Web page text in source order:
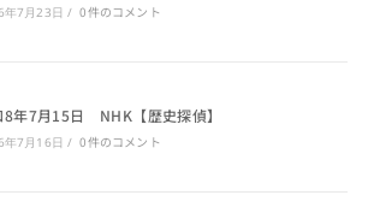
7月23日 / 0件のコメント
8年7月15日 NHK【歴史探偵】
7月16日 / 0件のコメント